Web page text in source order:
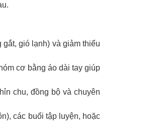
gió lạnh) và giảm thiểu
cơ bằng áo dài tay giúp
chu, đồng bộ và chuyên
các buổi tập luyện, hoặc